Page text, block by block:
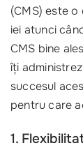
(CMS) este
iei atunci
CMS bine
îți
succesul
pentru care
1.